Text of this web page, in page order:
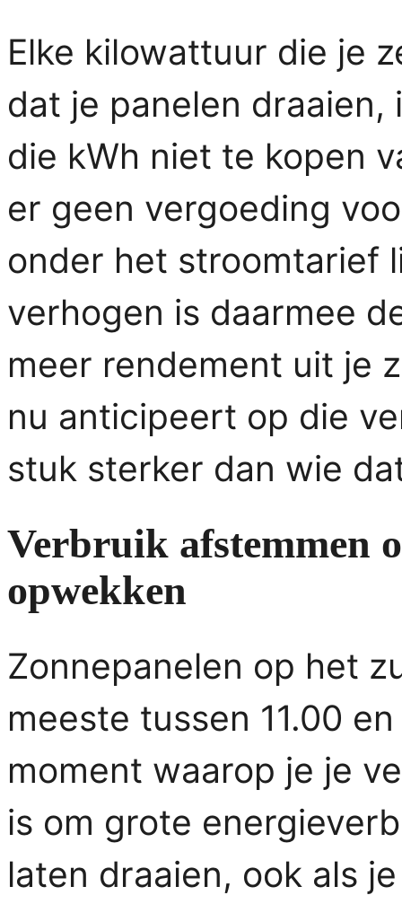
Elke kilowattuur die je
dat je panelen
die kWh niet te kopen
er geen vergoeding
onder het stroomtarief
verhogen is daarmee
meer rendement uit je
nu anticipeert op die
stuk sterker dan wie
Verbruik afstemmen
opwekken
Zonnepanelen op het
meeste tussen 11.00
moment waarop je je
is om grote
laten draaien, ook als